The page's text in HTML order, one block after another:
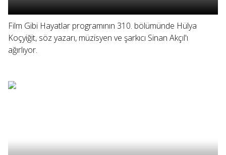
Film Gibi Hayatlar programının 310. bölümünde Hülya
Koçyiğit, söz yazarı, müzisyen ve şarkıcı Sinan Akçıl'ı
ağırlıyor.